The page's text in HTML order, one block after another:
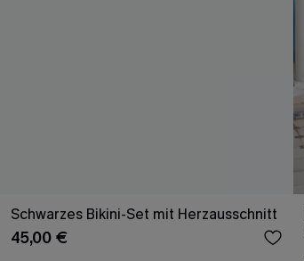
Schwarzes Bikini-Set mit Herzausschnitt
45,00 €